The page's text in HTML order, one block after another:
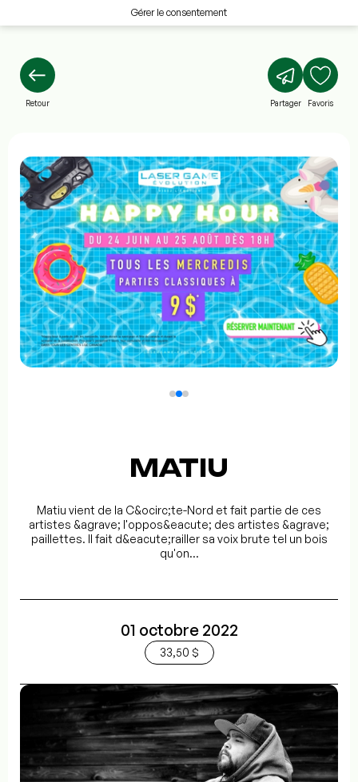
Gérer le consentement
Retour Partager Favoris
MATIU
Matiu vient de la C&ocirc;te-Nord et fait partie de ces
artistes &agrave; l'oppos&eacute; des artistes &agrave;
paillettes. Il fait d&eacute;railler sa voix brute tel un bois
qu'on...
01 octobre 2022
33,50 $